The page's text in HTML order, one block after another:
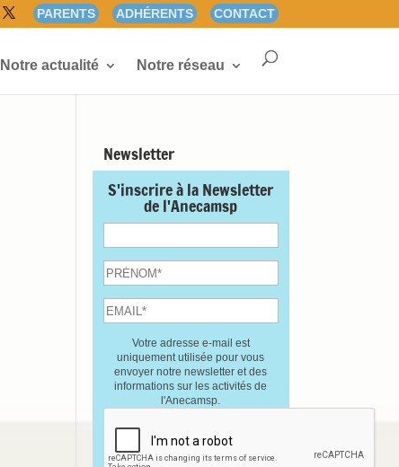
PARENTS ADHÉRENTS CONTACT
Notre actualité Notre réseau
Newsletter
S'inscrire à la Newsletter
de l'Anecamsp
Votre adresse e-mail est
uniquement utilisée pour vous
envoyer notre newsletter et des
informations sur les activités de
l'Anecamsp.